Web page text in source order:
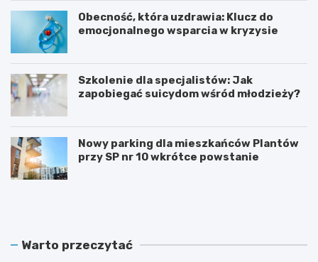
Obecność, która uzdrawia: Klucz do
emocjonalnego wsparcia w kryzysie
Szkolenie dla specjalistów: Jak
zapobiegać suicydom wśród młodzieży?
Nowy parking dla mieszkańców Plantów
przy SP nr 10 wkrótce powstanie
Z
ć
E
a Warto przeczytać